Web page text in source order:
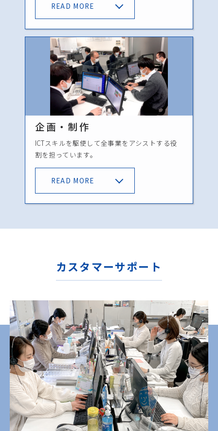
READ MORE
企画・制作
ICTスキルを駆使して全事業をアシストする役
割を担っています。
READ MORE
カスタマーサポート